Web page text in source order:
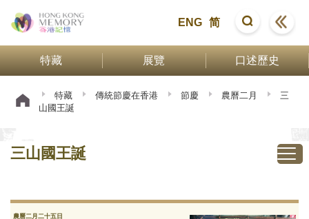
ENG 简
特藏 展覽 口述歷史
特藏 傳統節慶在香港 節慶 農曆二月
三
山國王誕
三山國王誕